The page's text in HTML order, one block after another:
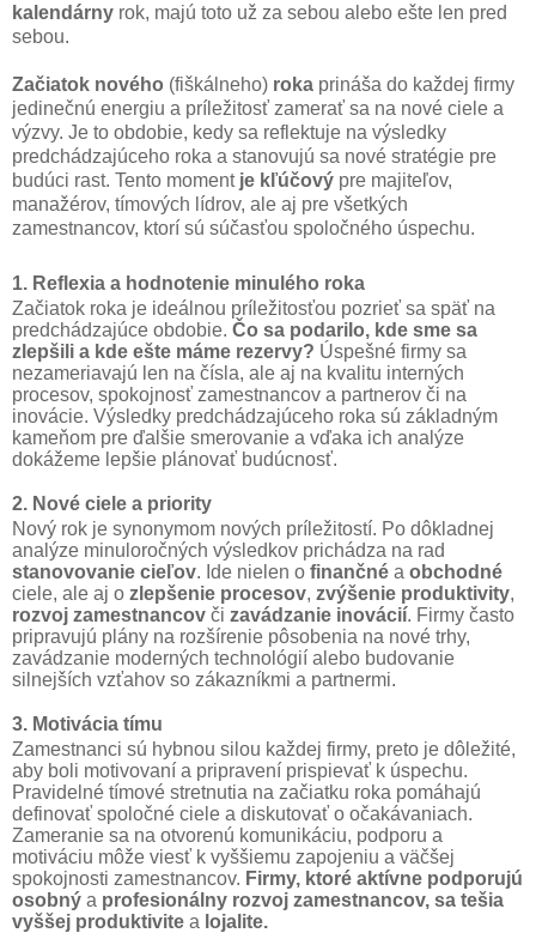
kalendárny rok, majú toto už za sebou alebo ešte len pred
sebou.
Začiatok nového (fiškálneho) roka prináša do každej firmy
jedinečnú energiu a príležitosť zamerať sa na nové ciele a
výzvy. Je to obdobie, kedy sa reflektuje na výsledky
predchádzajúceho roka a stanovujú sa nové stratégie pre
budúci rast. Tento moment je kľúčový pre majiteľov,
manažérov, tímových lídrov, ale aj pre všetkých
zamestnancov, ktorí sú súčasťou spoločného úspechu.
1. Reflexia a hodnotenie minulého roka
Začiatok roka je ideálnou príležitosťou pozrieť sa späť na
predchádzajúce obdobie. Čo sa podarilo, kde sme sa
zlepšili a kde ešte máme rezervy? Úspešné firmy sa
nezameriavajú len na čísla, ale aj na kvalitu interných
procesov, spokojnosť zamestnancov a partnerov či na
inovácie. Výsledky predchádzajúceho roka sú základným
kameňom pre ďalšie smerovanie a vďaka ich analýze
dokážeme lepšie plánovať budúcnosť.
2. Nové ciele a priority
Nový rok je synonymom nových príležitostí. Po dôkladnej
analýze minuloročných výsledkov prichádza na rad
stanovovanie cieľov. Ide nielen o finančné a obchodné
ciele, ale aj o zlepšenie procesov, zvýšenie produktivity,
rozvoj zamestnancov či zavádzanie inovácií. Firmy často
pripravujú plány na rozšírenie pôsobenia na nové trhy,
zavádzanie moderných technológií alebo budovanie
silnejších vzťahov so zákazníkmi a partnermi.
3. Motivácia tímu
Zamestnanci sú hybnou silou každej firmy, preto je dôležité,
aby boli motivovaní a pripravení prispievať k úspechu.
Pravidelné tímové stretnutia na začiatku roka pomáhajú
definovať spoločné ciele a diskutovať o očakávaniach.
Zameranie sa na otvorenú komunikáciu, podporu a
motiváciu môže viesť k vyššiemu zapojeniu a väčšej
spokojnosti zamestnancov. Firmy, ktoré aktívne podporujú
osobný a profesionálny rozvoj zamestnancov, sa tešia
vyššej produktivite a lojalite.